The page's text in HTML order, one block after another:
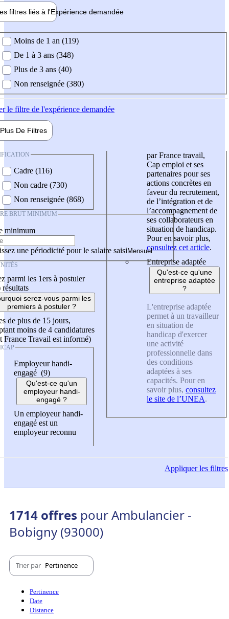
filtres liés à l'Expérience demandée
demandée
Moins de 1 an (119)
De 1 à 3 ans (348)
Plus de 3 ans (40)
Non renseignée (380)
le filtre de l'expérience demandée
Plus De Filtres
Cadre (116)
Non cadre (730)
Non renseignée (868)
BRUT MINIMUM
minimum
une périodicité pour le salaire saisi
parmi les 1ers à postuler
résultats
serez-vous parmi les
premiers à postuler ?
de plus de 15 jours,
moins de 4 candidatures
France Travail est informé)
Employeur handi-
engagé (9)
Qu'est-ce qu'un
employeur handi-
engagé ?
Un employeur handi-
engagé est un
employeur reconnu
par France travail,
Cap emploi et ses
partenaires pour ses
actions concrètes en
faveur du recrutement,
de l’intégration et de
l’accompagnement de
ses collaborateurs en
situation de handicap.
Pour en savoir plus,
consultez cet article.
Entreprise adaptée
Qu'est-ce qu'une
entreprise adaptée
?
L'entreprise adaptée
permet à un travailleur
en situation de
handicap d'exercer
une activité
professionnelle dans
des conditions
adaptées à ses
capacités. Pour en
savoir plus, consultez
le site de l’UNEA.
Appliquerles filtres
1714 offres pour Ambulancier -
Bobigny (93000)
Trier par Pertinence
Pertinence
Date
Distance